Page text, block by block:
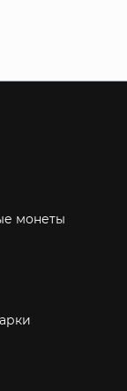
монеты